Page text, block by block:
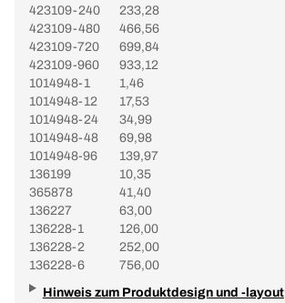
423109-240
233,28
423109-480
466,56
423109-720
699,84
423109-960
933,12
1014948-1
1,46
1014948-12
17,53
1014948-24
34,99
1014948-48
69,98
1014948-96
139,97
136199
10,35
365878
41,40
136227
63,00
136228-1
126,00
136228-2
252,00
136228-6
756,00
Hinweis zum Produktdesign und -layout